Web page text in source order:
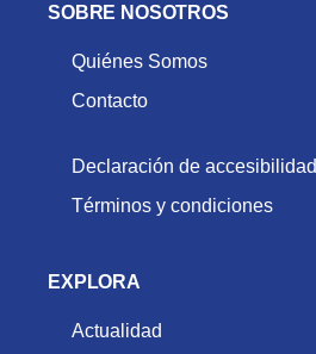
SOBRE NOSOTROS
Quiénes Somos
Contacto
Declaración de accesibilidad
Términos y condiciones
EXPLORA
Actualidad